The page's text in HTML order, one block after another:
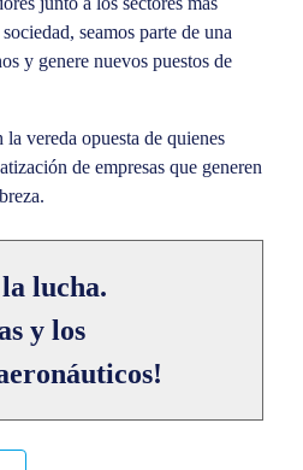
seamos parte de una
y genere nuevos puestos de
la vereda opuesta de quienes
de empresas que generen
lucha.
y los